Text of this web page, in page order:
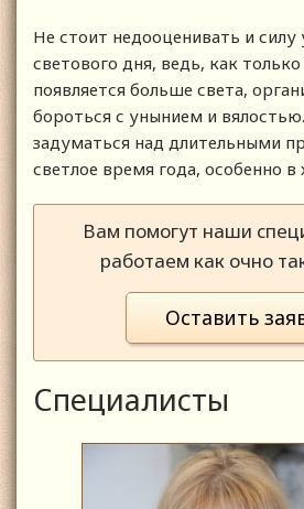
Не стоит недооценивать и силу
светового дня, ведь, как
появляется больше света,
бороться с унынием и
задуматься над длительными
светлое время года, особенно
Вам помогут наши
работаем как очно
Оставить
Специалисты